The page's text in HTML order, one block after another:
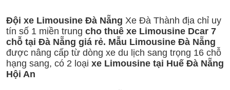
Đội xe Limousine Đà Nẵng Xe Đà Thành địa chỉ uy
tín số 1 miền trung cho thuê xe Limousine Dcar 7
chỗ tại Đà Nẵng giá rẻ. Mẫu Limousine Đà Nẵng
được nâng cấp từ dòng xe du lịch sang trọng 16 chỗ
hạng sang, có 2 loại xe Limousine tại Huế Đà Nẵng
Hội An